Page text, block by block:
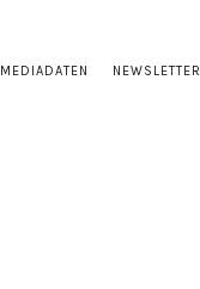
MEDIADATEN NEWSLETTER